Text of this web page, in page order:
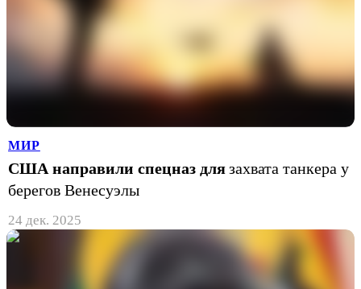
МИР
США направили спецназ длязахвата танкера у
берегов Венесуэлы
24 дек. 2025